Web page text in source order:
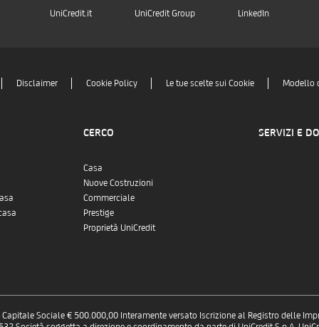
UniCredit.it UniCredit Group LinkedIn
Disclaimer Cookie Policy Le tue scelte sui Cookie Modello
CERCO
Casa
Nuove Costruzioni
Commerciale
Prestige
Proprietà UniCredit
SERVIZI E
Sociale € 500.000,00 Interamente versato Iscrizione al Registro delle